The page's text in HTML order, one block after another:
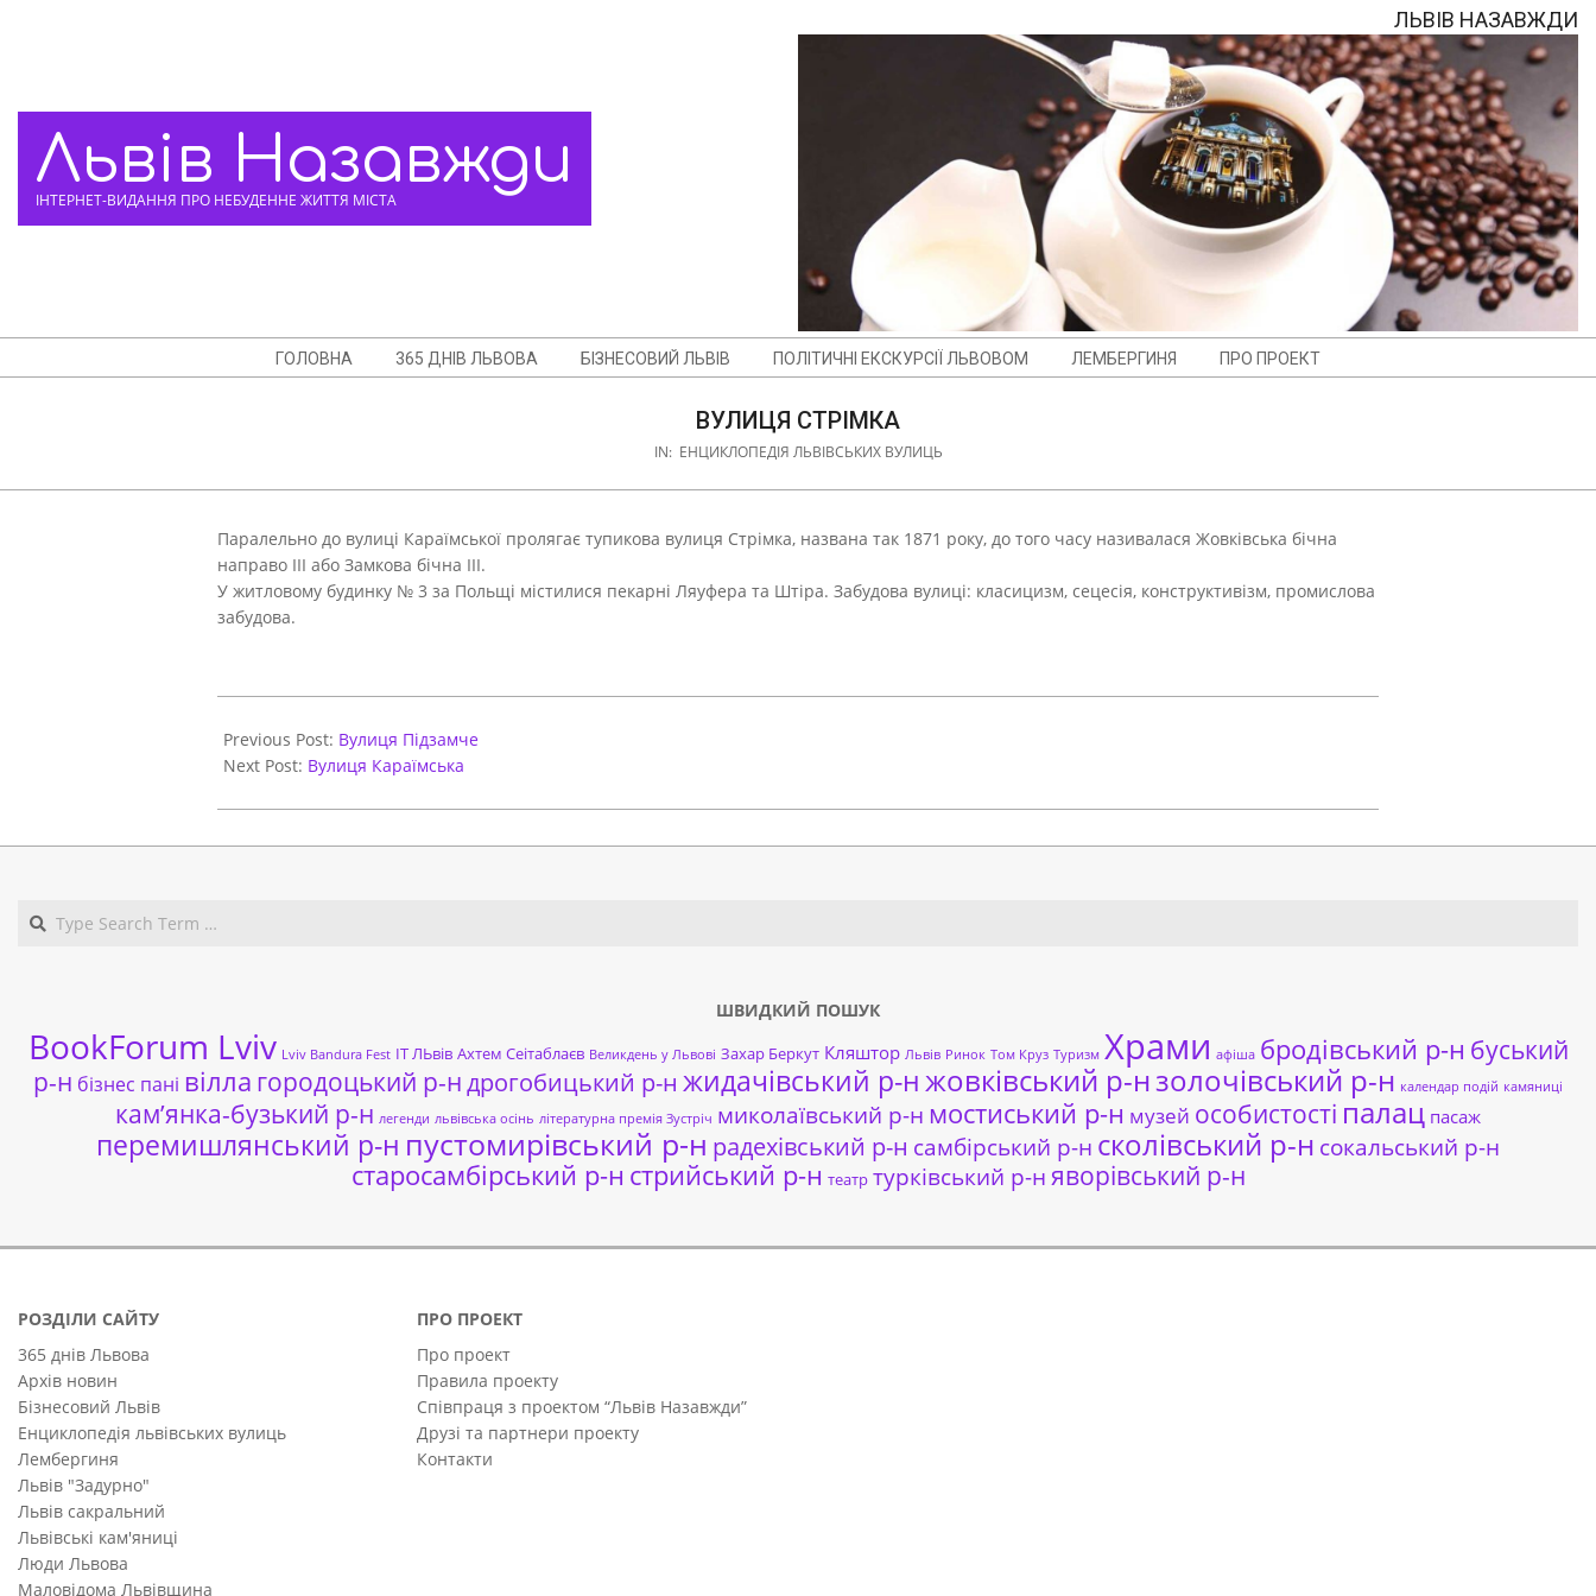
Львів Назавжди
ІНТЕРНЕТ-ВИДАННЯ ПРО НЕБУДЕННЕ ЖИТТЯ МІСТА
ЛЬВІВ НАЗАВЖДИ
Menu
ГОЛОВНА 365 ДНІВ ЛЬВОВА БІЗНЕСОВИЙ ЛЬВІВ ПОЛІТИЧНІ ЕКСКУРСІЇ ЛЬВОВОМ ЛЕМБЕРГИНЯ ПРО ПРОЕКТ
ВУЛИЦЯ СТРІМКА
IN: ЕНЦИКЛОПЕДІЯ ЛЬВІВСЬКИХ ВУЛИЦЬ
Паралельно до вулиці Караїмської пролягає тупикова вулиця Стрімка, названа так 1871 року, до того часу називалася Жовківська бічна
направо III або Замкова бічна III.
У житловому будинку № 3 за Польщі містилися пекарні Ляуфера та Штіра. Забудова вулиці: класицизм, сецесія, конструктивізм, промислова
забудова.
05-
31
Previous Post: Вулиця Підзамче
Next Post: Вулиця Караїмська
ШВИДКИЙ ПОШУК
BookForum Lviv Lviv Bandura Fest ІТ ЛЬвів Ахтем Сеітаблаєв Великдень у Львові Захар Беркут Кляштор Львів Ринок Том Круз Туризм Храми афіша бродівський р-н буський
р-н бізнес пані вілла городоцький р-ндрогобицький р-н жидачівський р-нжовківський р-нзолочівський р-н календар подій камяниці
кам’янка-бузький р-н легенди львівська осінь літературна премія Зустріч миколаївський р-н мостиський р-н музей особистості палац пасаж
перемишлянський р-н пустомирівський р-н радехівський р-н самбірський р-н сколівський р-н сокальський р-н
старосамбірський р-н стрийський р-н театр турківський р-н яворівський р-н
РОЗДІЛИ САЙТУ
365 днів Львова
Архів новин
Бізнесовий Львів
Енциклопедія львівських вулиць
Лембергиня
Львів "Задурно"
Львів сакральний
Львівські кам'яниці
Люди Львова
Маловідома Львівщина
ПРО ПРОЕКТ
Про проект
Правила проекту
Співпраця з проектом “Львів Назавжди”
Друзі та партнери проекту
Контакти